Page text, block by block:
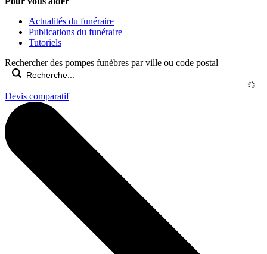
Actualités du funéraire
Publications du funéraire
Tutoriels
Rechercher des pompes funèbres par ville ou code postal
Devis comparatif